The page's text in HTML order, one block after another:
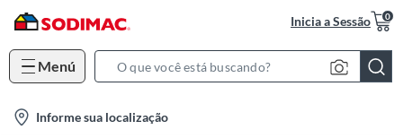
Inicia a Sessão 0
Menú
S
Informe sua localização